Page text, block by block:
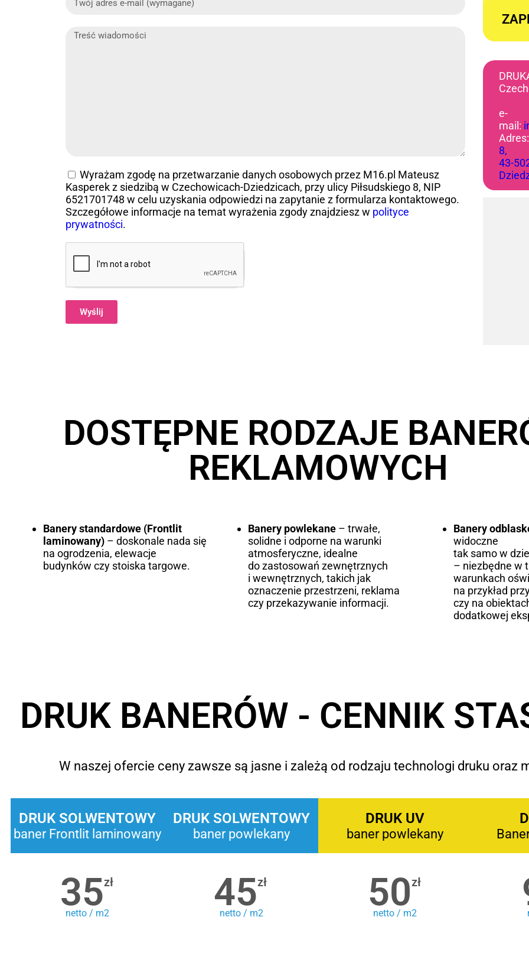
Wyrażam zgodę na przetwarzanie danych osobowych przez M16.pl Mateusz
Kasperek z siedzibą w Czechowicach-Dziedzicach, przy ulicy Piłsudskiego 8, NIP
6521701748 w celu uzyskania odpowiedzi na zapytanie z formularza kontaktowego.
Szczegółowe informacje na temat wyrażenia zgody znajdziesz w polityce
prywatności.
Wyślij
e-
mail:
Adres:
8,
43-
DOSTĘPNE RODZAJE
REKLAMOWYCH
Banery standardowe (Frontlit
laminowany) – doskonale nada się
na ogrodzenia, elewacje
budynków czy stoiska targowe.
Banery powlekane – trwałe,
solidne i odporne na warunki
atmosferyczne, idealne
do zastosowań zewnętrznych
i wewnętrznych, takich jak
oznaczenie przestrzeni, reklama
czy przekazywanie informacji.
Banery
widoczne
tak samo w
– niezbędne w
warunkach
na przykład
czy na
dodatkowej
DRUK BANERÓW - CENNIK
W naszej ofercie ceny zawsze są jasne i zależą od rodzaju technologi druku oraz
DRUK SOLWENTOWY
baner Frontlit laminowany
35zł
netto / m2
DRUK SOLWENTOWY
baner powlekany
45zł
netto / m2
DRUK UV
baner powlekany
50zł
netto / m2